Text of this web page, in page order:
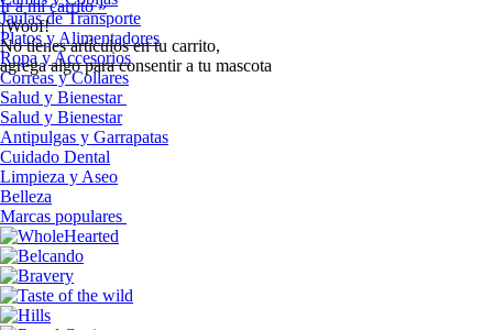
Ir a mi carrito »
¡Woof!
No tíenes artículos en tu carrito,
agrega algo para consentir a tu mascota
Jaulas de Transporte
Platos y Alimentadores
Ropa y Accesorios
Correas y Collares
Salud y Bienestar
Salud y Bienestar
Antipulgas y Garrapatas
Cuidado Dental
Limpieza y Aseo
Belleza
Marcas populares